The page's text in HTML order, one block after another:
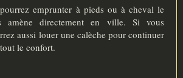
emprunter à pieds ou à cheval le
amène directement en ville. Si vous
aussi louer une calèche pour continuer
le confort.